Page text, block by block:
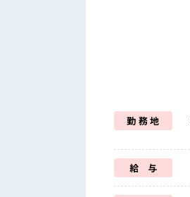
勤 務 地
給 与